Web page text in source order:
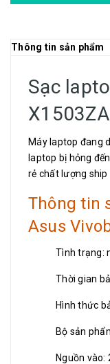
Thông tin sản phẩm
Sạc
X1503ZA
Máy laptop đang
laptop bị hỏng
rẻ chất lượng ship
Thông tin
Asus
Tình trạng:
Thời gian
Hình thức
Bộ sản
Nguồn vào: